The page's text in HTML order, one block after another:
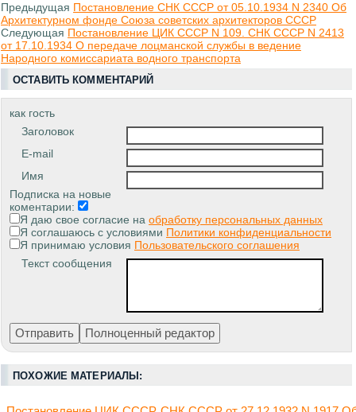
Предыдущая Постановление СНК СССР от 05.10.1934 N 2340 Об
Архитектурном фонде Союза советских архитекторов СССР
Следующая Постановление ЦИК СССР N 109. СНК СССР N 2413
от 17.10.1934 О передаче лоцманской службы в ведение
Народного комиссариата водного транспорта
ОСТАВИТЬ КОММЕНТАРИЙ
как гость
Заголовок
E-mail
Имя
Подписка на новые
коментарии:
Я даю свое согласие на обработку персональных данных
Я соглашаюсь с условиями Политики конфиденциальности
Я принимаю условия Пользовательского соглашения
Текст сообщения
ПОХОЖИЕ МАТЕРИАЛЫ: